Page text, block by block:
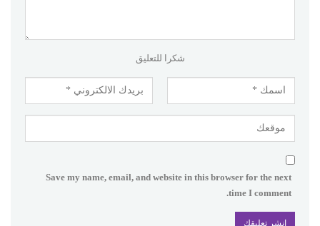
شكرا للتعليق
Save my name, email, and website in this browser for the next
time I comment.